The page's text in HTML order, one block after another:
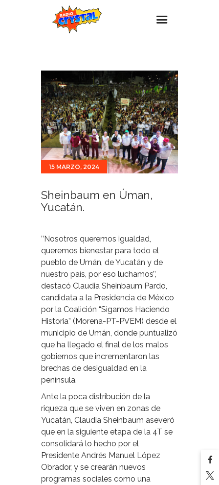
Estaciones
Eventos
Promociones
Noticias
Para ti
Contacto
15 MARZO, 2024
Sheinbaum en Úman,
Yucatán.
’’Nosotros queremos igualdad,
queremos bienestar para todo el
pueblo de Umán, de Yucatán y de
nuestro país, por eso luchamos’’,
destacó Claudia Sheinbaum Pardo,
candidata a la Presidencia de México
por la Coalición “Sigamos Haciendo
Historia” (Morena-PT-PVEM) desde el
municipio de Umán, donde puntualizó
que ha llegado el final de los malos
gobiernos que incrementaron las
brechas de desigualdad en la
península.
Ante la poca distribución de la
riqueza que se viven en zonas de
Yucatán, Claudia Sheinbaum aseveró
que en la siguiente etapa de la 4T se
consolidará lo hecho por el
Presidente Andrés Manuel López
Obrador, y se crearán nuevos
programas sociales como una